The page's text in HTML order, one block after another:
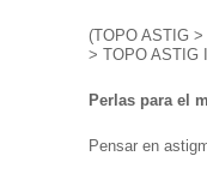
(TOPO ASTIG
> TOPO ASTIG
Perlas para el
Pensar en